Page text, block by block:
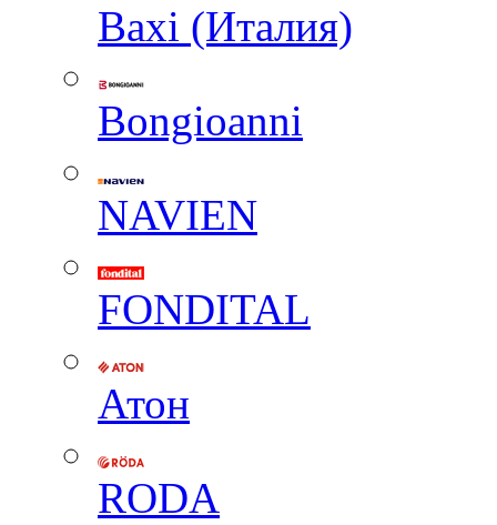
Baxi (Италия)
Вongioanni
NAVIEN
FONDITAL
Атон
RODA